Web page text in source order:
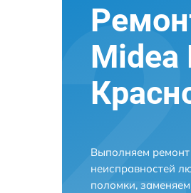
Midea
Выполняем ремонт
неисправностей
поломки,